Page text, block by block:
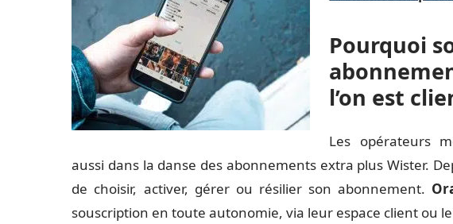
Pourquoi
l’on est
Les opérateurs
aussi dans la danse des abonnements extra plus Wister.
de choisir, activer, gérer ou résilier son abonnement.
souscription en toute autonomie, via leur espace client ou